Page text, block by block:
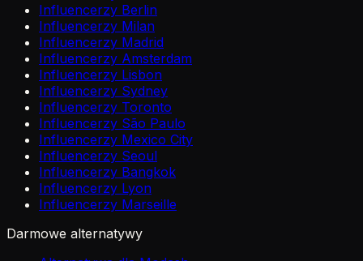
Influencerzy Berlin
Influencerzy Milan
Influencerzy Madrid
Influencerzy Amsterdam
Influencerzy Lisbon
Influencerzy Sydney
Influencerzy Toronto
Influencerzy São Paulo
Influencerzy Mexico City
Influencerzy Seoul
Influencerzy Bangkok
Influencerzy Lyon
Influencerzy Marseille
Darmowe alternatywy